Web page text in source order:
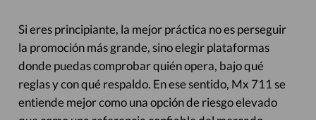
Si eres principiante, la mejor práctica no es perseguir
la promoción más grande, sino elegir plataformas
donde puedas comprobar quién opera, bajo qué
reglas y con qué respaldo. En ese sentido, Mx 711 se
entiende mejor como una opción de riesgo elevado